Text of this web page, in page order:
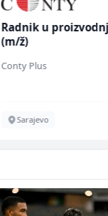
Radnik u
(m/ž)
Conty Plus
Sarajevo